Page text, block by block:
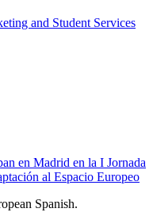
and Student Services
en Madrid en la I Jornada
al Espacio Europeo
Spanish.